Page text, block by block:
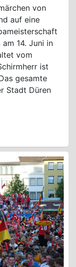
von
auf eine
14. Juni in
vom
ist
gesamte
Stadt Düren